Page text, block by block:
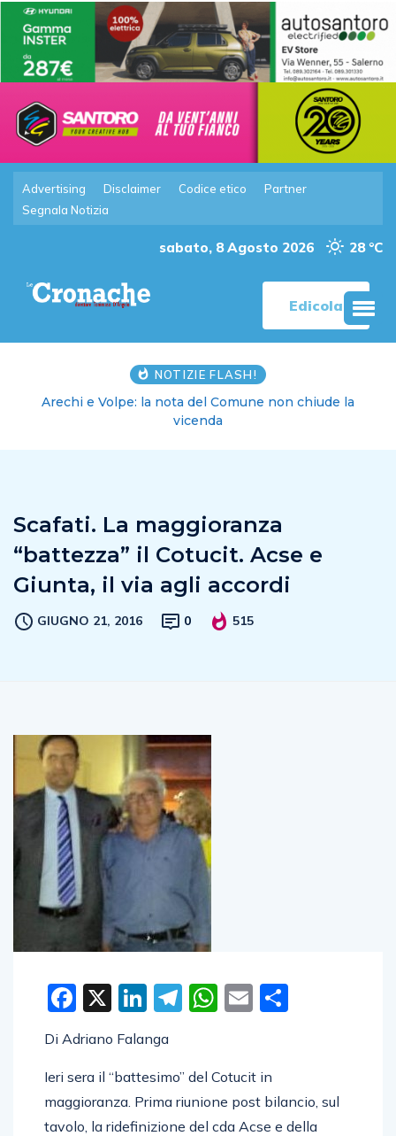
Advertising Disclaimer Codice etico
Partner
Segnala Notizia
sabato, 8 Agosto 2026 28 °C
Edicola
NOTIZIE FLASH!
Arechi e Volpe: la nota del Comune non chiude la
vicenda
Scafati. La maggioranza
“battezza” il Cotucit. Acse e
Giunta, il via agli accordi
GIUGNO 21, 2016 0 515
Facebook
X LinkedIn
Telegram
WhatsApp
Email
Di Adriano Falanga
Ieri sera il “battesimo” del Cotucit in
maggioranza. Prima riunione post bilancio, sul
tavolo, la ridefinizione del cda Acse e della